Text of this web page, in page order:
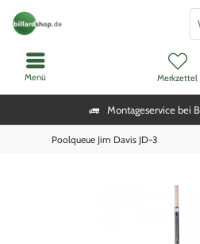
Montageservice bei
Merkzettel
Menü
Poolqueue Jim Davis JD-3